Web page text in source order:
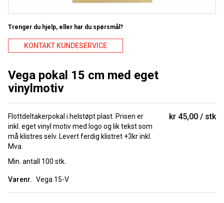
Trenger du hjelp, eller har du spørsmål?
KONTAKT KUNDESERVICE
Vega pokal 15 cm med eget
vinylmotiv
Flottdeltakerpokal i helstøpt plast. Prisen er
inkl. eget vinyl motiv med logo og lik tekst som
må klistres selv. Levert ferdig klistret +3kr inkl.
Mva.
Min. antall 100 stk.
Varenr. Vega 15-V
kr 45,00 stk